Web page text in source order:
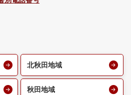
北秋田地域
秋田地域